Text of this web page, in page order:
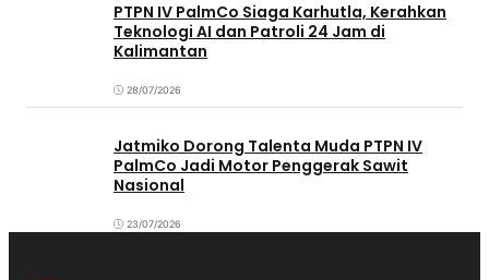
PTPN IV PalmCo Siaga Karhutla, Kerahkan
Teknologi AI dan Patroli 24 Jam di
Kalimantan
28/07/2026
Jatmiko Dorong Talenta Muda PTPN IV
PalmCo Jadi Motor Penggerak Sawit
Nasional
23/07/2026